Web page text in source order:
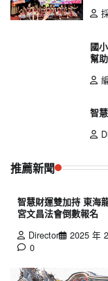
國
幫
智
推薦新聞
智慧財運雙加持 東海
宮文昌法會倒數報名
Director
2025 年
0